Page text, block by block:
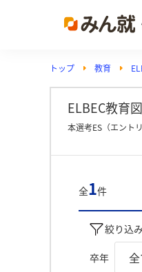
トップ 教育
ELBEC教育
本選考ES（エント
全1件
絞り込み
卒年